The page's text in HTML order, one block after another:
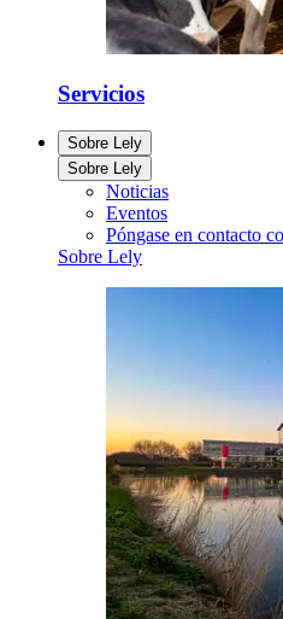
Servicios
Sobre Lely
Sobre Lely
Noticias
Eventos
Póngase en contacto
Sobre Lely